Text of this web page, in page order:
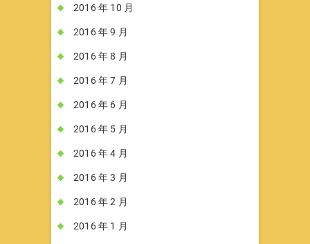
2016 年 10 月
2016 年 9 月
2016 年 8 月
2016 年 7 月
2016 年 6 月
2016 年 5 月
2016 年 4 月
2016 年 3 月
2016 年 2 月
2016 年 1 月